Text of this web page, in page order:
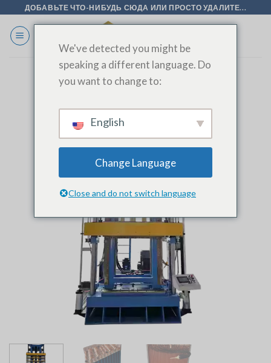
Перейти
содержанию
ДОБАВЬТЕ ЧТО-НИБУДЬ СЮДА ИЛИ ПРОСТО УДАЛИТЕ...
We've detected you might be
speaking a different language. Do
you want to change to:
English
Change Language
Close and do not switch language